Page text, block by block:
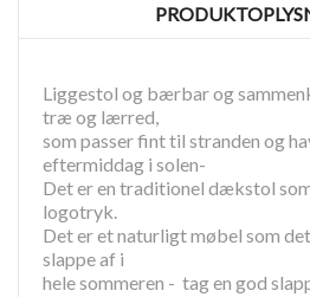
Liggestol og bærbar og
træ og lærred,
som passer fint til stranden og
eftermiddag i solen-
Det er en traditionel dækstol
logotryk.
Det er et naturligt møbel som
slappe af i
hele sommeren - tag en god